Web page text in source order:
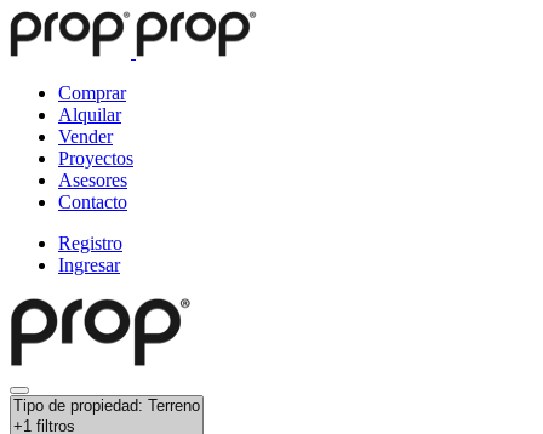
Comprar
Alquilar
Vender
Proyectos
Asesores
Contacto
Registro
Ingresar